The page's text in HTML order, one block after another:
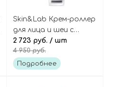
Skin&Lab Крем-роллер
для лица и шеи с
ретинолом и
пептидами, Retinol
Lifting Roller Cream
2 723 руб. / шт
4 950 руб.
Подробнее